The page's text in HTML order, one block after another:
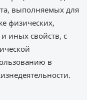
выполняемых для
физических,
иных свойств, с
в